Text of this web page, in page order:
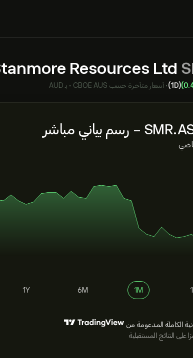
Resources Ltd
(1D)
• أسعار متأخرة حسب CBOE AUS
• بـ AUD
1M
6M
1Y
الكاملة المدعومة من
على النتائج المستقبلية